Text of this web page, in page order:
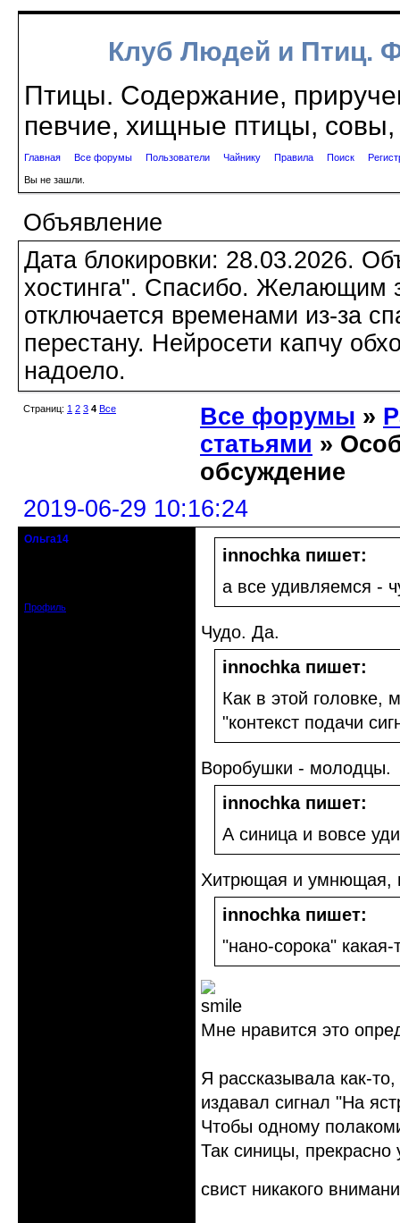
Клуб Людей и Птиц.
Птицы. Содержание,
певчие, хищные птицы, совы,
Главная Все форумы Пользователи Чайнику Правила Поиск
Вы не зашли.
Объявление
Дата блокировки: 28.03.2026.
хостинга". Спасибо. Желающим
отключается временами из-за
перестану. Нейросети капчу
надоело.
Страниц: 1 2 3 4 Все Все форумы »
статьями »
обсуждение
2019-06-29 10:16:24
Ольга14
Профиль
innochka пишет:
а все удивляемся -
Чудо. Да.
innochka пишет:
Как в этой головке,
"контекст подачи
Воробушки - молодцы.
innochka пишет:
А синица и вовсе
Хитрющая и умнющая,
innochka пишет:
"нано-сорока" какая-
Мне нравится это
Я рассказывала как-
издавал сигнал "На
Чтобы одному
Так синицы, прекрасно
свист никакого